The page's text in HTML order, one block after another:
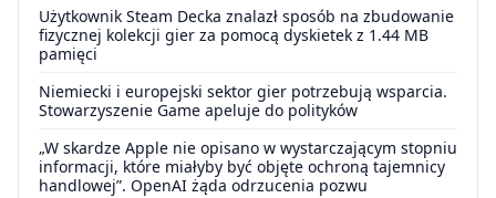
Użytkownik Steam Decka znalazł sposób na zbudowanie
fizycznej kolekcji gier za pomocą dyskietek z 1.44 MB
pamięci
Niemiecki i europejski sektor gier potrzebują wsparcia.
Stowarzyszenie Game apeluje do polityków
„W skardze Apple nie opisano w wystarczającym stopniu
informacji, które miałyby być objęte ochroną tajemnicy
handlowej”. OpenAI żąda odrzucenia pozwu